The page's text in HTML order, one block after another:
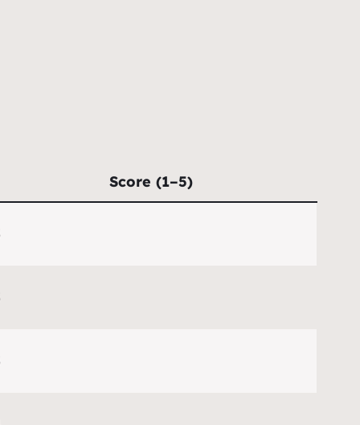
Score (1–5)